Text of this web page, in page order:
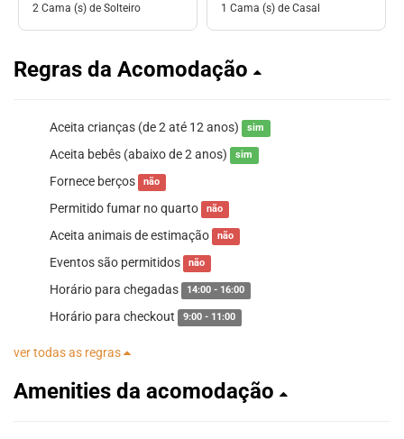
2 Cama (s) de Solteiro 1 Cama (s) de Casal
Regras da Acomodação
Aceita crianças (de 2 até 12 anos) sim
Aceita bebês (abaixo de 2 anos) sim
Fornece berços não
Permitido fumar no quarto não
Aceita animais de estimação não
Eventos são permitidos não
Horário para chegadas 14:00 - 16:00
Horário para checkout 9:00 - 11:00
ver todas as regras
Amenities da acomodação